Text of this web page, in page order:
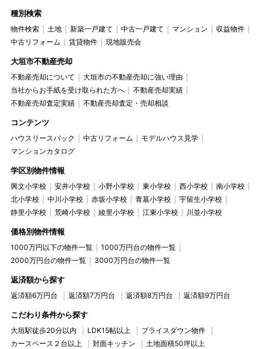
種別検索
物件検索 土地 新築一戸建て 中古一戸建て マンション
収益物件
中古リフォーム
賃貸物件 現地販売会
大垣市不動産売却
不動産売却について
大垣市の不動産売却に強い理由
当社からお手紙を受け取られた方へ
不動産売却実績
不動産売却査定実績
不動産売却査定・売却相談
コンテンツ
ハウスリースバック 中古リフォーム
モデルハウス見学
マンションカタログ
学区別物件情報
興文小学校 安井小学校 小野小学校 東小学校 西小学校
南小学校
北小学校
中川小学校 赤坂小学校 青墓小学校
宇留生小学校
静里小学校
荒崎小学校 綾里小学校 江東小学校 川並小学校
価格別物件情報
1000万円以下の物件一覧
1000万円台の物件一覧
2000万円台の物件一覧
3000万円台の物件一覧
返済額から探す
返済額6万円台 返済額7万円台 返済額8万円台 返済額9万円台
こだわり条件から探す
大垣駅徒歩20分以内 LDK15帖以上
プライスダウン物件
カースペース２台以上
対面キッチン 土地面積50坪以上